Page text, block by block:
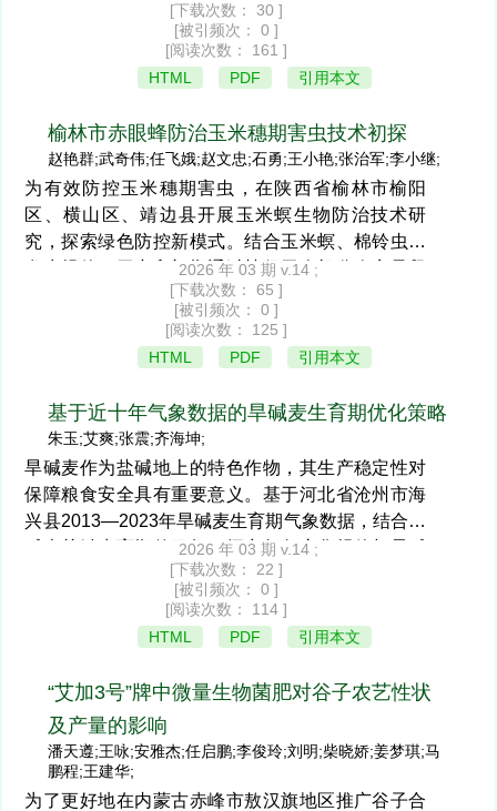
巴润别立镇进行田间试验，设置14个灌水处理(T1～
T14)，灌水量从260 m3/亩起始，以10 m
3 /亩。以当地上年度平均灌水量(320
量和经济效益的影响。结果显示：玉米产量随灌水
量增加呈递增趋势。T14处理(390 m3/亩)产量最
高，达1 450.2 kg/亩，较对照T7(1 063.8 kg/亩)显著
增产36.32%。T3处理(280 m3/亩)产量最低(858.1
kg/亩)，较T7减产19.34%。增产率超过5%的处理依
次为T14>T10>T13>T11>T12。经济效益分析表
明，T14处理的产投比最高(3.68:1)，增收额最大
(759.4元/亩)；T10(350 m3 /亩)、T13(380 m
/亩)处理也表现出较好的经济效益(产投
比>1)。在350～390 m3 /亩的灌水范围内，玉米增产
效果随灌水量增加而增加。在贺兰山西麓沙壤土条
件下，适当增加灌水量(350～390 m3/亩)可显著提
高玉米产量和经济效益，其中390 m3/亩(T14)的综
合表现最优。但需结合区域水资源状况，在保障水
资源可持续利用的前提下推广应用。
[下载次数： 30 ]
[被引频次： 0 ]
[阅读次数： 161 ]
HTML
PDF 引用本文
榆林市赤眼蜂防治玉米穗期害虫技术初探
赵艳群;武奇伟;任飞娥;赵文忠;石勇;王小艳;张治军;李小继;
为有效防控玉米穗期害虫，在陕西省榆林市榆阳
区、横山区、靖边县开展玉米螟生物防治技术研
究，探索绿色防控新模式。结合玉米螟、棉铃虫的
发生规律，于产卵初期通过植保无人机分次定量释
放赤眼蜂，玉米成熟后调查防治效果。试验结果表
明，榆阳区、横山区、靖边县最终防效分别为
43.31%、17.40%和73.09%，实现农药使用量减少
30%以上，平均增产率为8.96%，达成了减药增产
目标。防效的区域差异主要源于两点：一是赤眼蜂
田间实际出蜂率较低，平均仅34.66%；二是放蜂期
间的高温、干旱、降雨等气象因素，显著抑制了赤
眼蜂的寄生行为。该技术无须使用化学农药，契合
绿色农业发展理念，结合放蜂期气象预警、增加放
蜂量等改进措施后，更适配榆林市生产实际，可进
2026 年 03 期 v.14 ;
[下载次数： 65 ]
[被引频次： 0 ]
[阅读次数： 125 ]
HTML
PDF 引用本文
基于近十年气象数据的旱碱麦生育期优化策略
朱玉;艾爽;张震;齐海坤;
旱碱麦作为盐碱地上的特色作物，其生产稳定性对
保障粮食安全具有重要意义。基于河北省沧州市海
兴县2013—2023年旱碱麦生育期气象数据，结合旱
碱麦关键生育期的目标，探究气象变化规律与旱碱
麦生长间的内在联系，分析气象因素对旱碱麦生长
的影响。研究发现，极端低温、年际间降水变化大
和日照时数的不对称变化对旱碱麦生长有一定影
响。对气象因素与旱碱麦生育关键时期关联，提出
构建气象风险预警系统、实施关键生育期技术改良
以及发展基于气象预测的生产优化应对策略。为本
地旱碱麦生产、提升其在气候变化背景下的产量稳
定性提供具体优化路径，为同类盐碱旱作区的农业
生产韧性建设提供有益参考。
2026 年 03 期 v.14 ;
[下载次数： 22 ]
[被引频次： 0 ]
[阅读次数： 114 ]
HTML
PDF 引用本文
“艾加3号”牌中微量生物菌肥对谷子农艺性状
及产量的影响
潘天遵;王咏;安雅杰;任启鹏;李俊玲;刘明;柴晓娇;姜梦琪;马
鹏程;王建华;
为了更好地在内蒙古赤峰市敖汉旗地区推广谷子合